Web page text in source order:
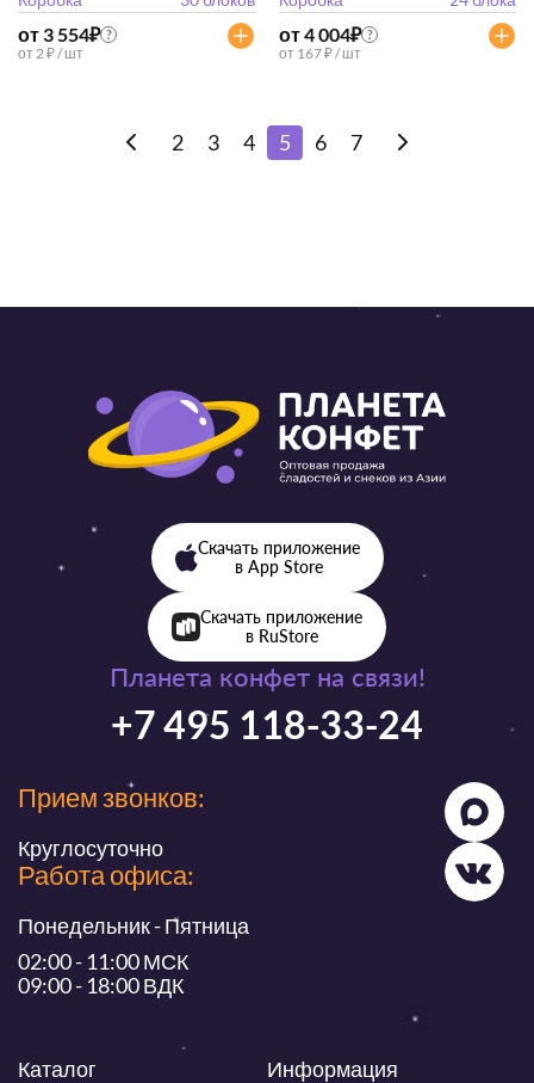
от 3 554₽ ?
от 2 ₽ / шт
от 4 004₽ ?
от 167 ₽ / шт
2 3 4 5 6 7
Планета конфет на связи!
+7 495 118-33-24
Прием звонков:
Круглосуточно
Работа офиса:
Понедельник - Пятница
02:00 - 11:00 МСК
09:00 - 18:00 ВДК
Каталог Информация
Скачать приложение
в App Store
Скачать приложение
в RuStore